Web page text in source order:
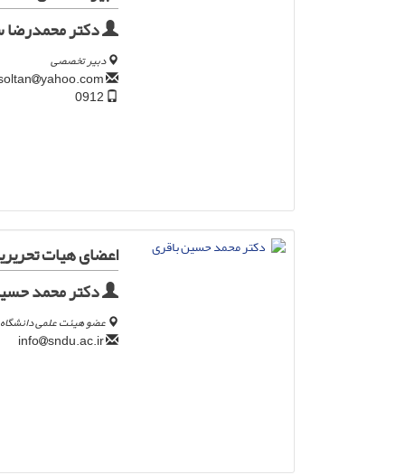
دکتر محمدرضا
دبیر تخصصی
yahoo.com
اعضای هیات
دکتر محمد
عضو هیئت علمی دانشگاه
sndu.ac.ir